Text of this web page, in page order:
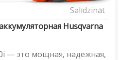
Salīdzināt
Husqvarna
— это мощная, надежная,